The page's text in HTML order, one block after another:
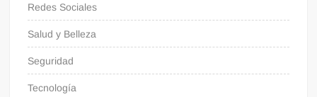
Redes Sociales
Salud y Belleza
Seguridad
Tecnología